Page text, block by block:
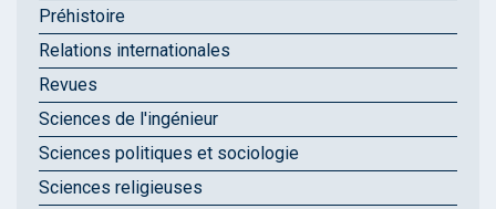
Préhistoire
Relations internationales
Revues
Sciences de l'ingénieur
Sciences politiques et sociologie
Sciences religieuses